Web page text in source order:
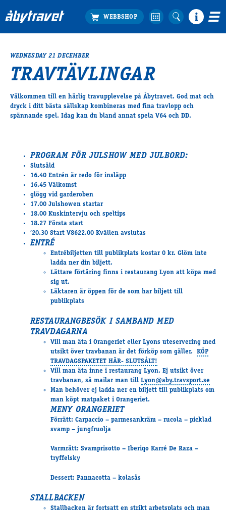
Travprogrammet
Bra att veta
Restauranger
Nybörjar­guide
Presentkort
Tävlingsdagar
Travkonferens
Exponering & värdskap
Hört och hänt
Tävlingsserier
Träning och provlopp
Månadens hästägare 2026
Månadens B-tränare 2026
Åby Stora Pris 2026
Supertorsdag för företag
Ponnytravtävlingar
WEDNESDAY 21 DECEMBER
TRAVTÄVLINGAR
Välkommen till en härlig travupplevelse på Åbytravet. God mat och
dryck i ditt bästa sällskap kombineras med fina travlopp och
spännande spel. Idag kan du bland annat spela V64 och DD.
PROGRAM FÖR JULSHOW MED JULBORD:
Slutsåld
16.40 Entrén är redo för insläpp
16.45 Välkomst
glögg vid garderoben
17.00 Julshowen startar
18.00 Kuskintervju och speltips
18.27 Första start
‘20.30 Start V8622.00 Kvällen avslutas
ENTRÉ
Entrébiljetten till publikplats kostar 0 kr. Glöm inte
ladda ner din biljett.
Lättare förtäring finns i restaurang Lyon att köpa med
sig ut.
Läktaren är öppen för de som har biljett till
publikplats
RESTAURANGBESÖK I SAMBAND MED
TRAVDAGARNA
Vill man äta i Orangeriet eller Lyons uteservering med
utsikt över travbanan är det förköp som gäller. KÖP
TRAVDAGSPAKETET HÄR- SLUTSÅLT!
Vill man äta inne i restaurang Lyon. Ej utsikt över
travbanan, så mailar man till Lyon@aby.travsport.se
Man behöver ej ladda ner en biljett till publikplats om
man köpt matpaket i Orangeriet.
MENY ORANGERIET
Förrätt: Carpaccio – parmesankräm – rucola – picklad
svamp – jungfruolja
Varmrätt: Svamprisotto – Iberiqo Karré De Raza –
tryffelsky
Dessert: Pannacotta – kolasås
STALLBACKEN
Stallbacken är fortsatt en strikt arbetsplats och man